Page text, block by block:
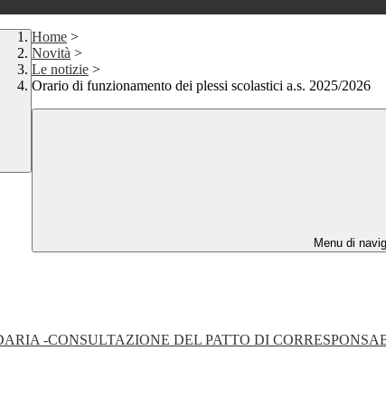
Home >
Novità >
Le notizie >
Orario di funzionamento dei plessi scolastici a.s. 2025/2026
Menu di
-CONSULTAZIONE DEL PATTO DI